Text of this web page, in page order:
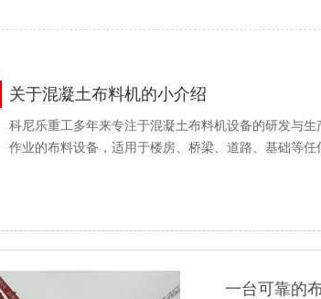
关于混凝土布料机的小介绍
科尼乐重工多年来专注于混凝土布料机设备的研发与
作业的布料设备，适用于楼房、桥梁、道路、基础等任
一台可靠的